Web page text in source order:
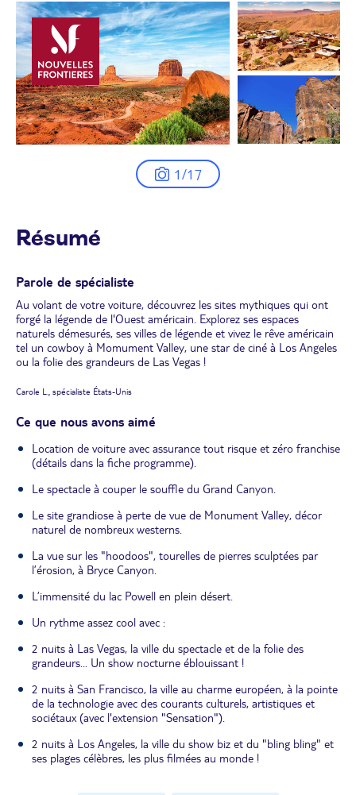
1/17
Résumé
Parole de spécialiste
Au volant de votre voiture, découvrez les sites mythiques qui ont
forgé la légende de l'Ouest américain. Explorez ses espaces
naturels démesurés, ses villes de légende et vivez le rêve américain
tel un cowboy à Momument Valley, une star de ciné à Los Angeles
ou la folie des grandeurs de Las Vegas !
Carole L., spécialiste États-Unis
Ce que nous avons aimé
Location de voiture avec assurance tout risque et zéro franchise
(détails dans la fiche programme).
Le spectacle à couper le souffle du Grand Canyon.
Le site grandiose à perte de vue de Monument Valley, décor
naturel de nombreux westerns.
La vue sur les "hoodoos", tourelles de pierres sculptées par
l’érosion, à Bryce Canyon.
L’immensité du lac Powell en plein désert.
Un rythme assez cool avec :
2 nuits à Las Vegas, la ville du spectacle et de la folie des
grandeurs... Un show nocturne éblouissant !
2 nuits à San Francisco, la ville au charme européen, à la pointe
de la technologie avec des courants culturels, artistiques et
sociétaux (avec l'extension "Sensation").
2 nuits à Los Angeles, la ville du show biz et du "bling bling" et
ses plages célèbres, les plus filmées au monde !